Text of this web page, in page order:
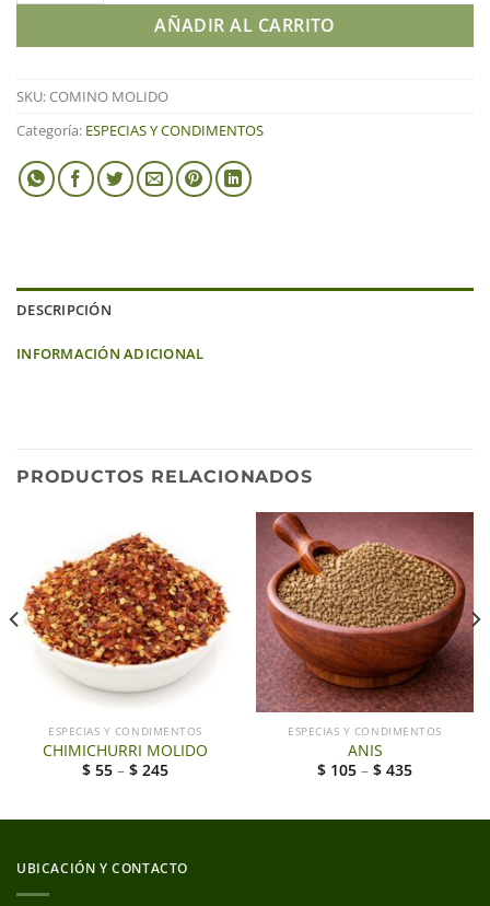
AÑADIR AL CARRITO
SKU:COMINO MOLIDO
Categoría: ESPECIAS Y CONDIMENTOS
DESCRIPCIÓN
INFORMACIÓN ADICIONAL
PRODUCTOS RELACIONADOS
ESPECIAS Y CONDIMENTOS
CHIMICHURRI MOLIDO
$ 55 – $ 245
ESPECIAS Y CONDIMENTOS
ANIS
$ 105 – $ 435
UBICACIÓN Y CONTACTO